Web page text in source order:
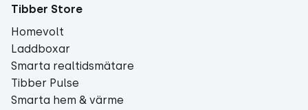
Tibber Store
Homevolt
Laddboxar
Smarta realtidsmätare
Tibber Pulse
Smarta hem & värme